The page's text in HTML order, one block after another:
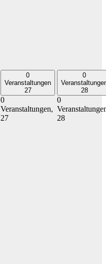
0
Veranstaltungen
27
0
Veranstaltungen,
27
0
28
0
28